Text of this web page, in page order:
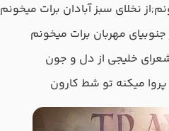
نخلای سبز آبادان برات میخونم
مهربان برات میخونم
خلیجی از دل و جون
میکنه تو شط کارون